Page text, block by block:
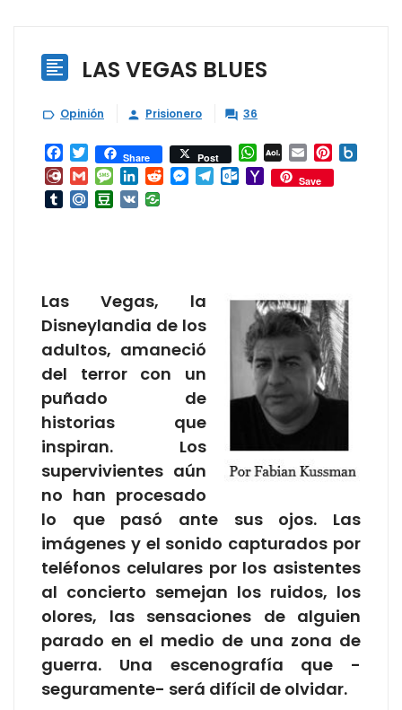
 LAS VEGAS BLUES
 Opinión  Prisionero  36
Facebook
TwitterShare Post WhatsApp
AOL
Mail
EmailPinterest
Diary.RuGmailMessage
LinkedInRedditMessenger
TelegramOutlook.com
YahooSave
TumblrMail.RuDouban
VK
Las Vegas, la
Disneylandia de los
adultos, amaneció
del terror con un
puñado de
historias que
inspiran. Los
supervivientes aún
no han procesado
lo que pasó ante sus ojos. Las
imágenes y el sonido capturados por
teléfonos celulares por los asistentes
al concierto semejan los ruidos, los
olores, las sensaciones de alguien
parado en el medio de una zona de
guerra. Una escenografía que -
seguramente- será difícil de olvidar.